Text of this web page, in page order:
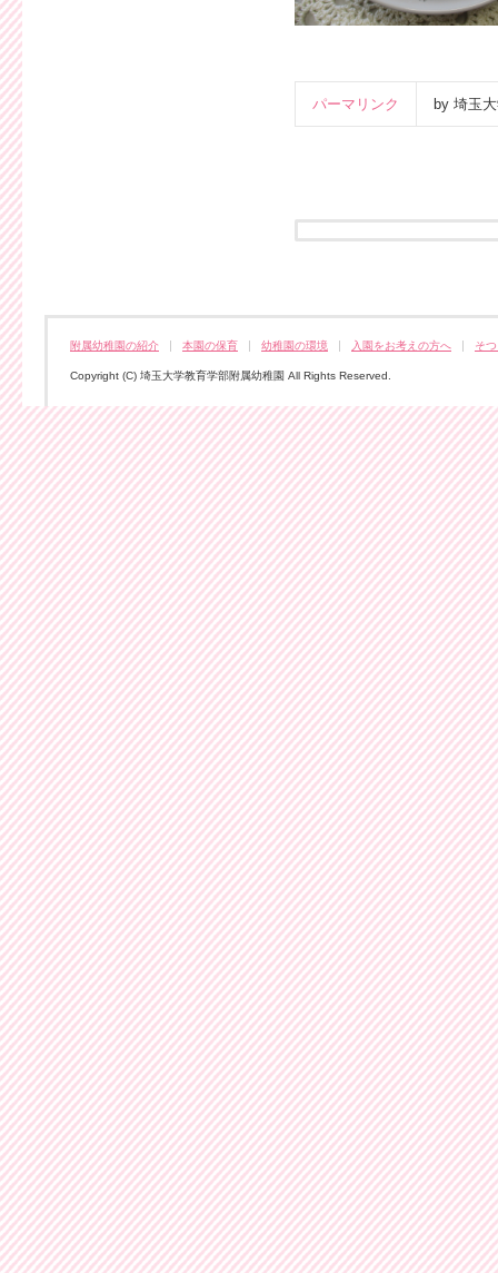
パーマリンク by 埼玉
附属幼稚園の紹介 本園の保育 幼稚園の環境 入園をお考えの方へ そ
Copyright (C) 埼玉大学教育学部附属幼稚園 All Rights Reserved.